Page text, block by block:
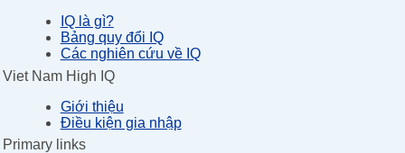
IQ là gì?
Bảng quy đổi IQ
Các nghiên cứu về IQ
Viet Nam High IQ
Giới thiệu
Điều kiện gia nhập
Primary links